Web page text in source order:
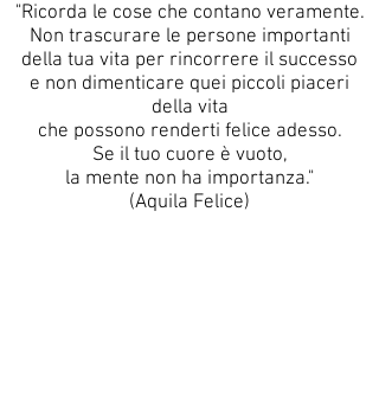
"Ricorda le cose che contano veramente.
Non trascurare le persone importanti
della tua vita per rincorrere il successo
e non dimenticare quei piccoli piaceri
della vita
che possono renderti felice adesso.
Se il tuo cuore è vuoto,
la mente non ha importanza."
(Aquila Felice)